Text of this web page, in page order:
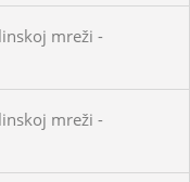
mreži -
mreži -